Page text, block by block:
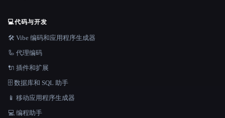
💻代码与开发
🛠️ Vibe 编码和应用程序生成器
🦾 代理编码
🔌 插件和扩展
🗄️ 数据库和 SQL 助手
📱 移动应用程序生成器
💻 编程助手